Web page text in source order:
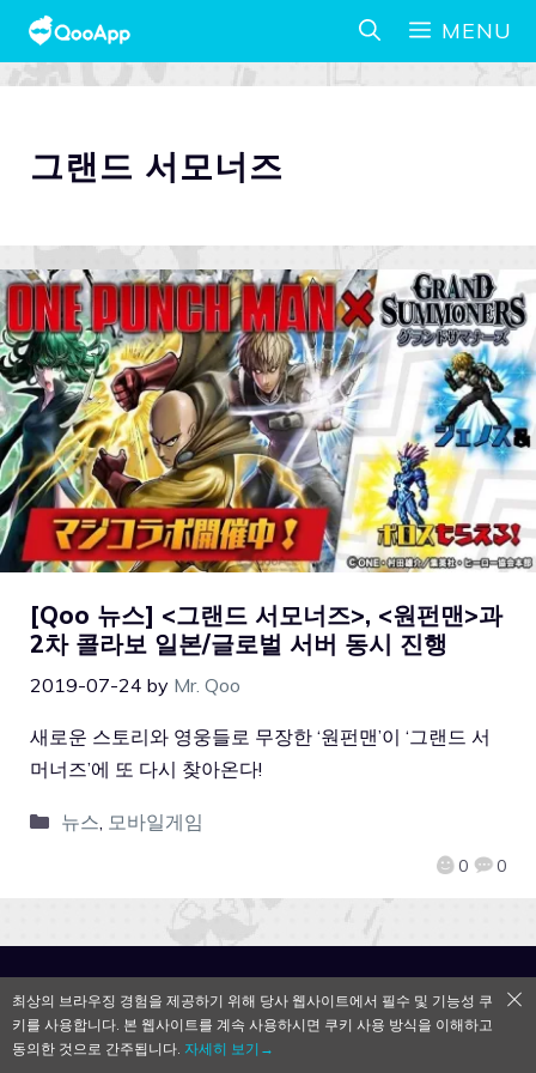
MENU
그랜드 서모너즈
[Qoo 뉴스] <그랜드 서모너즈>, <원펀맨>과
2차 콜라보 일본/글로벌 서버 동시 진행
2019-07-24 by Mr. Qoo
0 0
새로운 스토리와 영웅들로 무장한 ‘원펀맨’이 ‘그랜드 서
머너즈’에 또 다시 찾아온다!
뉴스, 모바일게임
최상의 브라우징 경험을 제공하기 위해 당사 웹사이트에서 필수 및 기능성 쿠
키를 사용합니다. 본 웹사이트를 계속 사용하시면 쿠키 사용 방식을 이해하고
동의한 것으로 간주됩니다. 자세히 보기→